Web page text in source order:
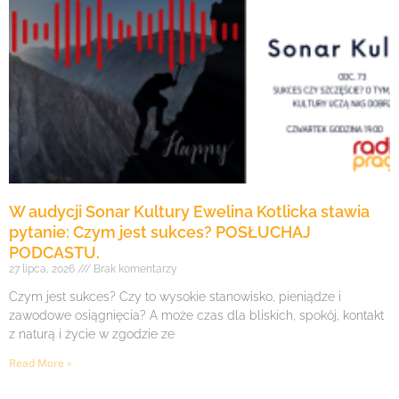
W audycji Sonar Kultury Ewelina Kotlicka stawia
pytanie: Czym jest sukces? POSŁUCHAJ
PODCASTU.
27 lipca, 2026 Brak komentarzy
Czym jest sukces? Czy to wysokie stanowisko, pieniądze i
zawodowe osiągnięcia? A może czas dla bliskich, spokój, kontakt
z naturą i życie w zgodzie ze
Read More »